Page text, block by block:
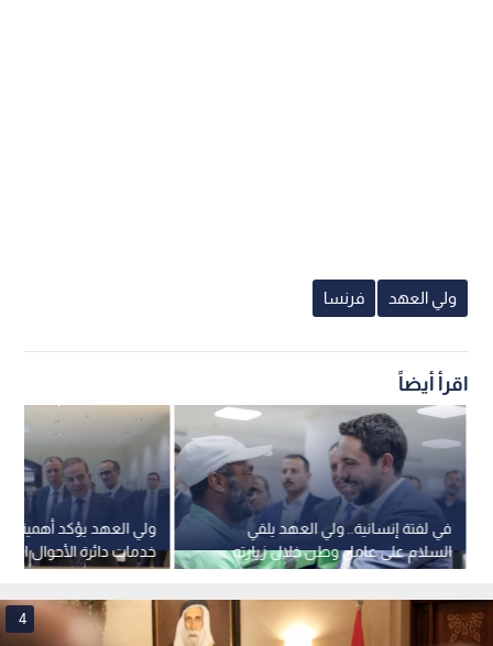
ولي العهد فرنسا
اقرأ أيضاً
ولي العهد يؤكد أهمية
خدمات دائرة الأحوال
في لفتة إنسانية.. ولي العهد يلقي
السلام على عامل وطن خلال زيارته
لدائرة الأحوال المدنية والجوازات..
فيديو
4